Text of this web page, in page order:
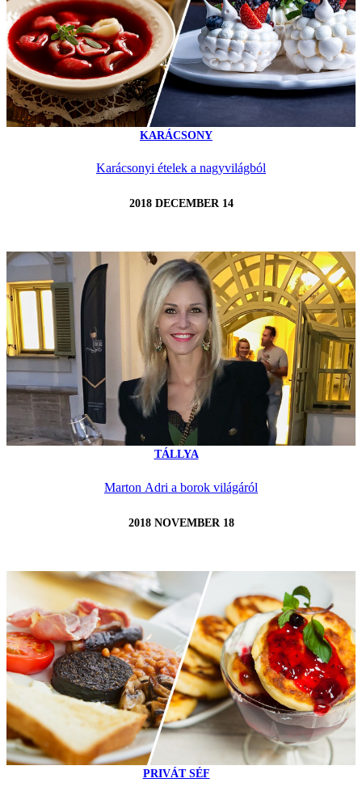
KARÁCSONY
Karácsonyi ételek a nagyvilágból
2018 DECEMBER 14
TÁLLYA
Marton Adri a borok világáról
2018 NOVEMBER 18
PRIVÁT SÉF